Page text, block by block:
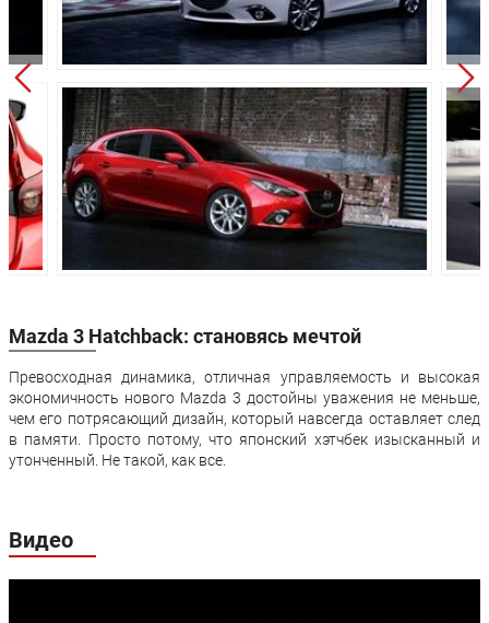
Колёсная база: 2700 мм 2700 мм
Клиренс: 155 мм 155 мм
Масса: 1302 кг
Объём багажника: 308 л 308 л
Трансмиссия: Автомат Автомат
Привод: Передний Передний
подвеска:
McPherson
Независимая
McPherson
многорычажная
тормоза:
вентилируемые
Задние тормоза: Дисковые Дисковые
Производство: Япония
Mazda 3 Hatchback: становясь мечтой
Превосходная динамика, отличная управляемость и высокая
экономичность нового Mazda 3 достойны уважения не меньше,
чем его потрясающий дизайн, который навсегда оставляет след
в памяти. Просто потому, что японский хэтчбек изысканный и
утонченный. Не такой, как все.
Видео